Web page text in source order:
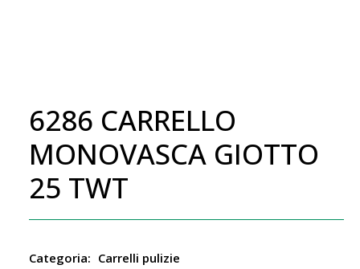
CONTATTI
6286 CARRELLO
MONOVASCA GIOTTO
25 TWT
Categoria: Carrelli pulizie